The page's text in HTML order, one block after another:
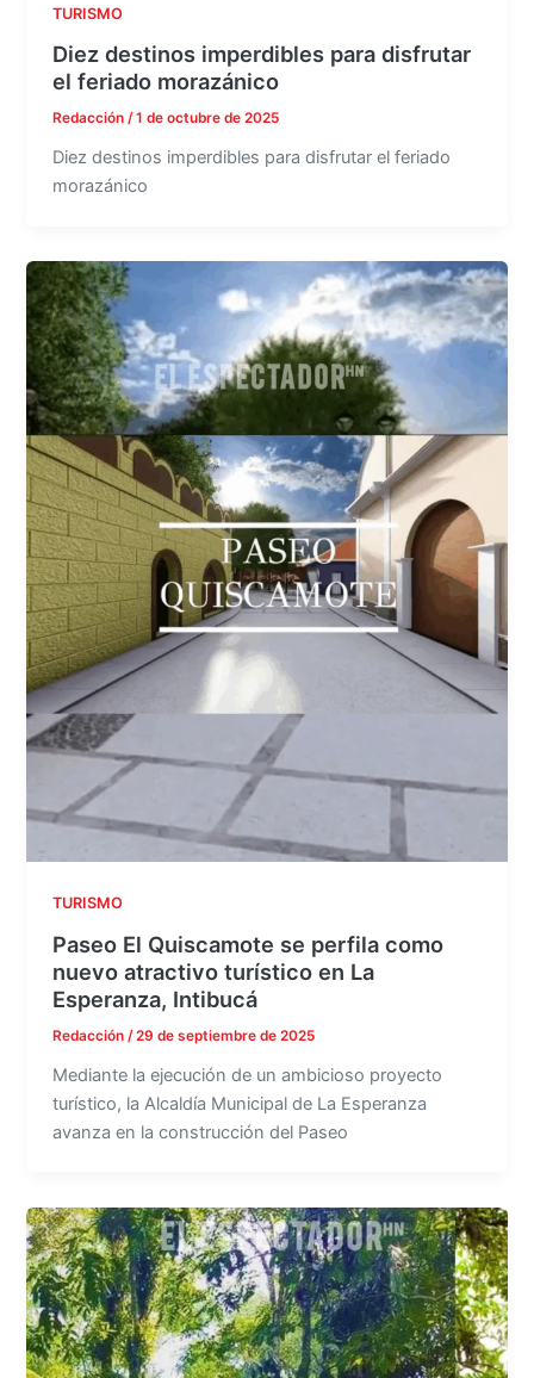
TURISMO
Diez destinos imperdibles para disfrutar
el feriado morazánico
Redacción/1 de octubre de 2025
Diez destinos imperdibles para disfrutar el feriado
morazánico
TURISMO
Paseo El Quiscamote se perfila como
nuevo atractivo turístico en La
Esperanza, Intibucá
Redacción /29 de septiembre de 2025
Mediante la ejecución de un ambicioso proyecto
turístico, la Alcaldía Municipal de La Esperanza
avanza en la construcción del Paseo